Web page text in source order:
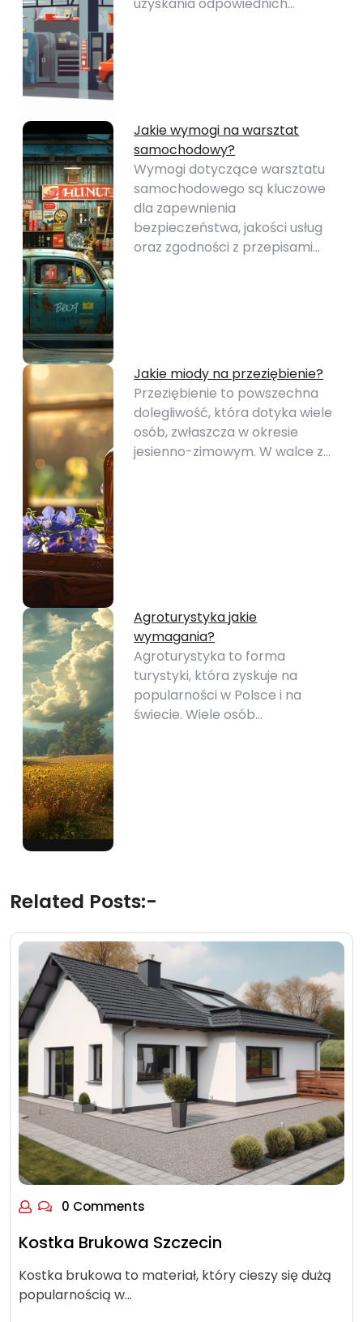
Jakie wymogi na warsztat
samochodowy?
Wymogi dotyczące warsztatu
samochodowego są kluczowe
dla zapewnienia
bezpieczeństwa, jakości usług
oraz zgodności z przepisami…
Jakie miody na przeziębienie?
Przeziębienie to powszechna
dolegliwość, która dotyka wiele
osób, zwłaszcza w okresie
jesienno-zimowym. W walce z…
Agroturystyka jakie
wymagania?
Agroturystyka to forma
turystyki, która zyskuje na
popularności w Polsce i na
świecie. Wiele osób…
Related Posts:-
0 Comments
Kostka Brukowa Szczecin
Kostka brukowa to materiał, który cieszy się dużą
popularnością w…